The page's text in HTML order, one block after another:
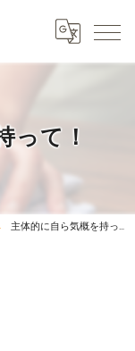
って！
主体的に自ら気概を持って！